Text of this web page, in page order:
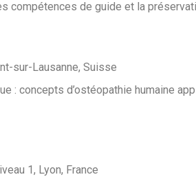
compétences de guide et la
sur-Lausanne, Suisse
: concepts d’ostéopathie humaine
1, Lyon, France